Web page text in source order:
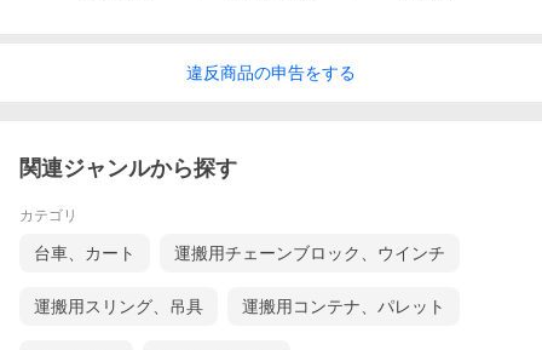
違反商品の申告をする
関連ジャンルから探す
カテゴリ
台車、カート 運搬用チェーンブロック、ウインチ
運搬用スリング、吊具 運搬用コンテナ、パレット